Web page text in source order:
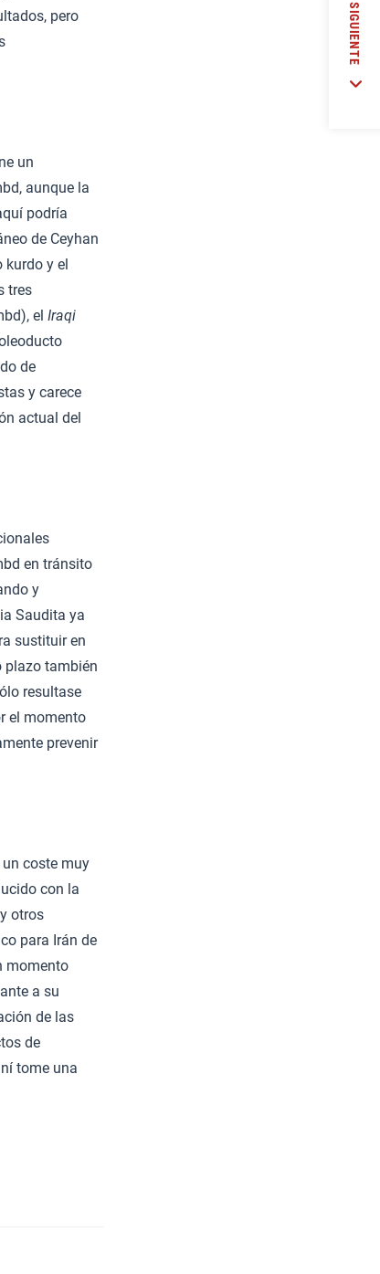
pero
un
aunque la
podría
de Ceyhan
kurdo y el
tres
el Iraqi
de
y carece
actual del
en tránsito
y
Saudita ya
sustituir en
plazo también
resultase
el momento
prevenir
coste muy
con la
otros
para Irán de
momento
a su
de las
de
tome una
SIGUIENTE